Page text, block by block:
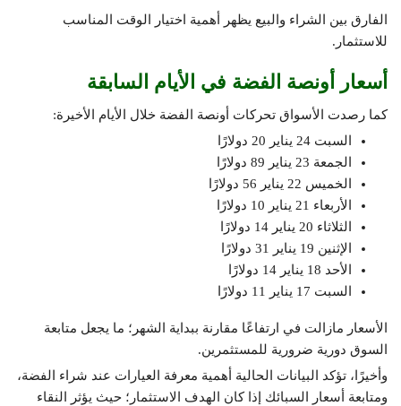
الفارق بين الشراء والبيع يظهر أهمية اختيار الوقت المناسب
للاستثمار.
أسعار أونصة الفضة في الأيام السابقة
كما رصدت الأسواق تحركات أونصة الفضة خلال الأيام الأخيرة:
السبت 24 يناير 20 دولارًا
الجمعة 23 يناير 89 دولارًا
الخميس 22 يناير 56 دولارًا
الأربعاء 21 يناير 10 دولارًا
الثلاثاء 20 يناير 14 دولارًا
الإثنين 19 يناير 31 دولارًا
الأحد 18 يناير 14 دولارًا
السبت 17 يناير 11 دولارًا
الأسعار مازالت في ارتفاعًا مقارنة ببداية الشهر؛ ما يجعل متابعة
السوق دورية ضرورية للمستثمرين.
وأخيرًا، تؤكد البيانات الحالية أهمية معرفة العيارات عند شراء الفضة،
ومتابعة أسعار السبائك إذا كان الهدف الاستثمار؛ حيث يؤثر النقاء